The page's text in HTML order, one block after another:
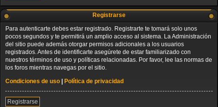
Registrarse
Para autenticarte debes estar registrado. Registrarte te tomará solo unos
pocos segundos y te permitirá un amplio acceso al sistema. La Administración
del sitio puede además otorgar permisos adicionales a los usuarios
registrados. Antes de identificarte asegúrete de estar familiarizado con
nuestros términos de uso y políticas relacionadas. Por favor, lee las normas de
los foros mientras navegas por el sitio.
Condiciones de uso
Política de privacidad
Registrarse